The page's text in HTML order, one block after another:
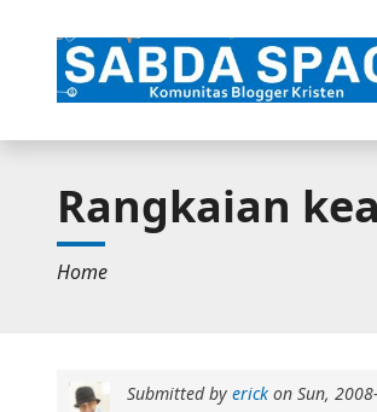
Rangkaian
Home
Submitted byerick onSun,